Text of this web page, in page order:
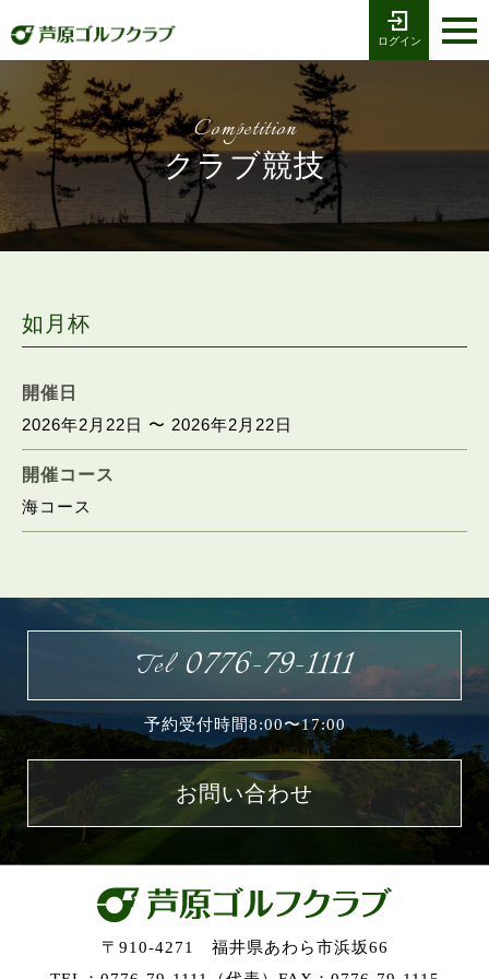
ログイン
お電話でのご予約
Tel 0776-79-1111
ホーム
海コース
湖コース
プレー予約
採用情報
交通アクセス
Competition
クラブ競技
如月杯
開催日
2026年2月22日 〜 2026年2月22日
開催コース
海コース
Tel 0776-79-1111
予約受付時間8:00〜17:00
お問い合わせ
〒910-4271 福井県あわら市浜坂66